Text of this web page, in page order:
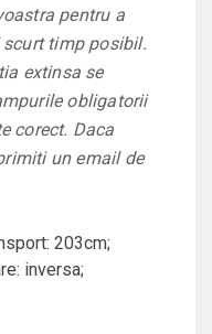
pentru a
timp posibil.
extinsa se
obligatorii
corect. Daca
un email de
203cm;
inversa;